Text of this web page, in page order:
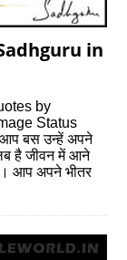
in
by
Status
आप बस उन्हें अपने
है जीवन में आने
आप अपने भीतर